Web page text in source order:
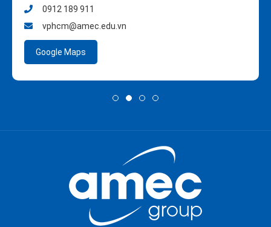
0912 189 911
vphcm@amec.edu.vn
Google Maps